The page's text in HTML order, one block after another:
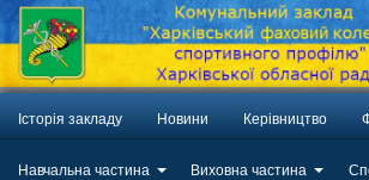
Історія закладу Новини Керівництво
Навчальна частина Виховна частина